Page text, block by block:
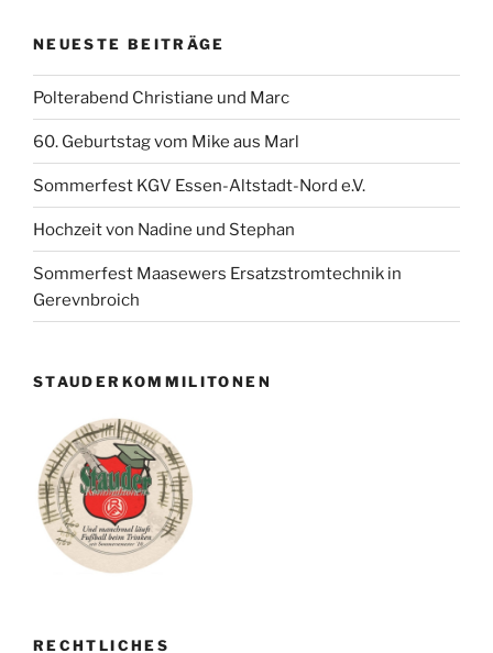
NEUESTE BEITRÄGE
Polterabend Christiane und Marc
60. Geburtstag vom Mike aus Marl
Sommerfest KGV Essen-Altstadt-Nord e.V.
Hochzeit von Nadine und Stephan
Sommerfest Maasewers Ersatzstromtechnik in
Gerevnbroich
STAUDERKOMMILITONEN
RECHTLICHES